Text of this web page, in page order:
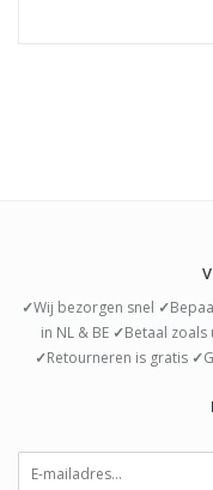
✓Wij bezorgen snel ✓
in NL & BE ✓Betaal zoals
✓Retourneren is gratis ✓